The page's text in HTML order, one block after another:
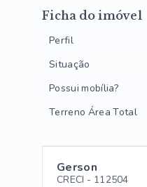
Ficha do imóvel
Perfil
Situação
Possui mobília?
Terreno Área Total
Gerson
CRECI - 112504